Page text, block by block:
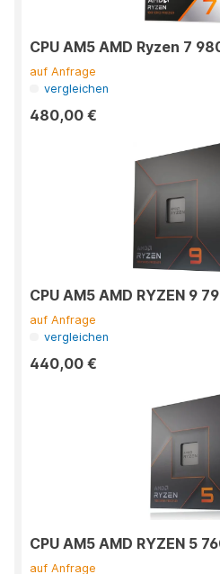
CPU AM5 AMD Ryzen 7
auf Anfrage
vergleichen
480,00 €
CPU AM5 AMD RYZEN 9
auf Anfrage
vergleichen
440,00 €
CPU AM5 AMD RYZEN 5
auf Anfrage